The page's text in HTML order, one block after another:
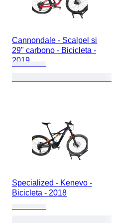
Cannondale - Scalpel si
29" carbono - Bicicleta -
2019
Specialized - Kenevo -
Bicicleta - 2018